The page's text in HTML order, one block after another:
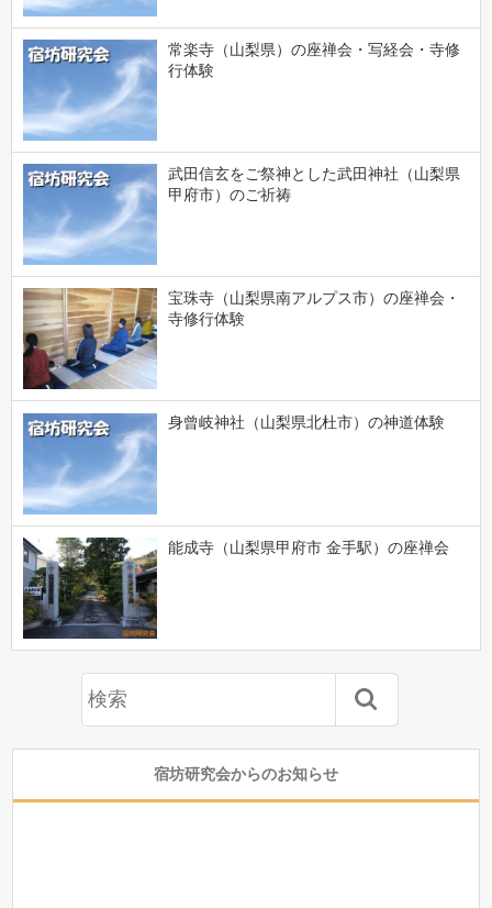
常楽寺（山梨県）の座禅会・写経会・寺修
行体験
武田信玄をご祭神とした武田神社（山梨県
甲府市）のご祈祷
宝珠寺（山梨県南アルプス市）の座禅会・
寺修行体験
身曾岐神社（山梨県北杜市）の神道体験
能成寺（山梨県甲府市 金手駅）の座禅会
宿坊研究会からのお知らせ